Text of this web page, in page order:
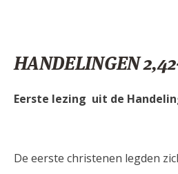
HANDELINGEN
Eerste lezing uit de
De eerste christenen legden